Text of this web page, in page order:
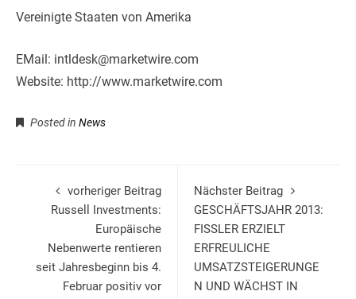
Vereinigte Staaten von Amerika
EMail: intldesk@marketwire.com
Website: http://www.marketwire.com
Posted in News
vorheriger Beitrag
Russell Investments:
Europäische
Nebenwerte rentieren
seit Jahresbeginn bis 4.
Februar positiv vor
Nächster Beitrag
GESCHÄFTSJAHR 2013:
FISSLER ERZIELT
ERFREULICHE
UMSATZSTEIGERUNGE
N UND WÄCHST IN